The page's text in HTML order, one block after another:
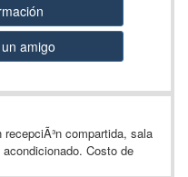
amigo
compartida, sala
Costo de